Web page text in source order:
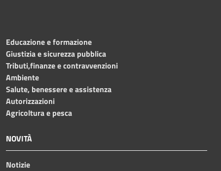
Educazione e formazione
Giustizia e sicurezza pubblica
Tributi,finanze e contravvenzioni
Ambiente
Salute, benessere e assistenza
Autorizzazioni
Agricoltura e pesca
NOVITÀ
Notizie